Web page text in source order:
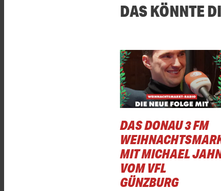
DAS KÖNNTE
DAS DONAU 3 FM
MIT MICHAEL
VOM VFL
GÜNZBURG